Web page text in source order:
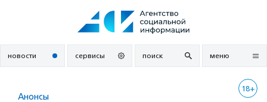
новости сервисы поиск меню
18+
Анонсы